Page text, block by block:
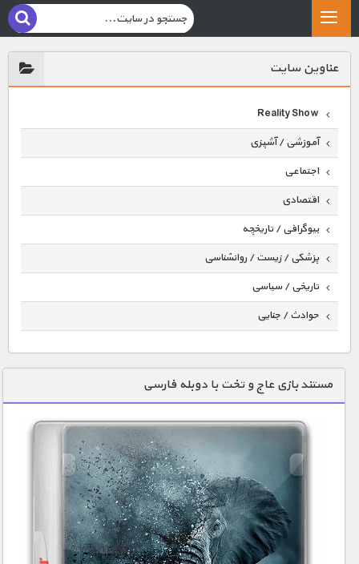
عناوين سايت
Reality Show
آموزشی / آشپزی
اجتماعی
اقتصادی
بیوگرافی / تاریخچه
پزشکی / زیست / روانشناسی
تاریخی / سیاسی
حوادث / جنایی
دنیای خوراکی ها
زمین شناسی / محیط زیست
سازه/ معماری/ مهندسی
سرگرمی
شناخت کودکان
علم و فناوری
مستند بازی عاج و تخت با دوبله فارسی